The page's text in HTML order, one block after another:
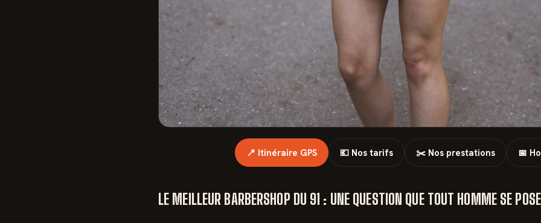
📍 Itinéraire GPS 💶 Nos tarifs ✂️ Nos prestations 📅
LE MEILLEUR BARBERSHOP DU 91 : UNE QUESTION QUE TOUT HOMME SE POSE